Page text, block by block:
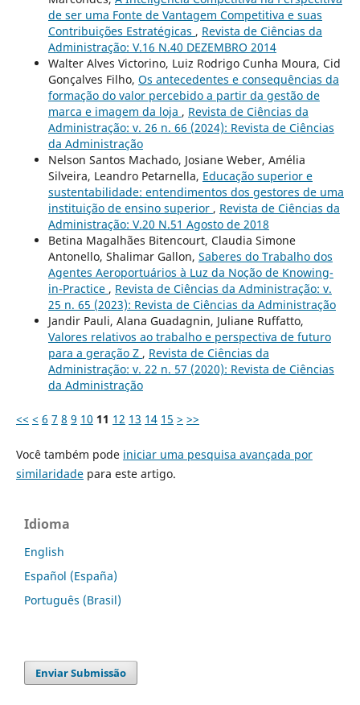
de ser uma Fonte de Vantagem Competitiva e suas
Contribuições Estratégicas , Revista de Ciências da
Administração: V.16 N.40 DEZEMBRO 2014
Walter Alves Victorino, Luiz Rodrigo Cunha Moura, Cid
Gonçalves Filho, Os antecedentes e consequências da
formação do valor percebido a partir da gestão de
marca e imagem da loja , Revista de Ciências da
Administração: v. 26 n. 66 (2024): Revista de Ciências
da Administração
Nelson Santos Machado, Josiane Weber, Amélia
Silveira, Leandro Petarnella, Educação superior e
sustentabilidade: entendimentos dos gestores de uma
instituição de ensino superior , Revista de Ciências da
Administração: V.20 N.51 Agosto de 2018
Betina Magalhães Bitencourt, Claudia Simone
Antonello, Shalimar Gallon, Saberes do Trabalho dos
Agentes Aeroportuários à Luz da Noção de Knowing-
in-Practice , Revista de Ciências da Administração: v.
25 n. 65 (2023): Revista de Ciências da Administração
Jandir Pauli, Alana Guadagnin, Juliane Ruffatto,
Valores relativos ao trabalho e perspectiva de futuro
para a geração Z , Revista de Ciências da
Administração: v. 22 n. 57 (2020): Revista de Ciências
da Administração
<< < 6 7 8 9 10 11 12 13 14 15 > >>
Você também pode iniciar uma pesquisa avançada por
similaridadepara este artigo.
Idioma
English
Español (España)
Português (Brasil)
Enviar Submissão